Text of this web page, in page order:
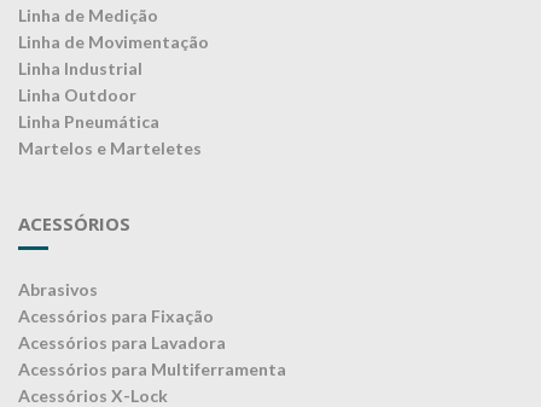
Linha de Medição
Linha de Movimentação
Linha Industrial
Linha Outdoor
Linha Pneumática
Martelos e Marteletes
ACESSÓRIOS
Abrasivos
Acessórios para Fixação
Acessórios para Lavadora
Acessórios para Multiferramenta
Acessórios X-Lock